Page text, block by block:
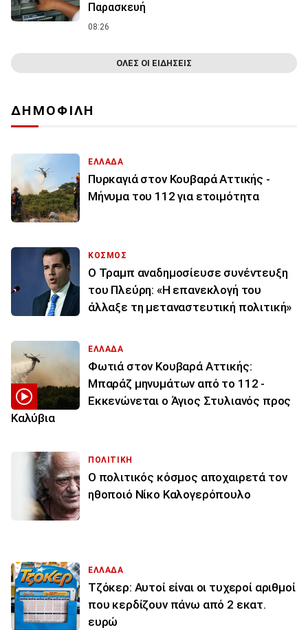
Παρασκευή
08:26
ΟΛΕΣ ΟΙ ΕΙΔΗΣΕΙΣ
ΔΗΜΟΦΙΛΗ
ΕΛΛΑΔΑ
Πυρκαγιά στον Κουβαρά Αττικής -
Μήνυμα του 112 για ετοιμότητα
ΚΟΣΜΟΣ
Ο Τραμπ αναδημοσίευσε συνέντευξη
του Πλεύρη: «Η επανεκλογή του
άλλαξε τη μεταναστευτική πολιτική»
ΕΛΛΑΔΑ
Φωτιά στον Κουβαρά Αττικής:
Μπαράζ μηνυμάτων από το 112 -
Εκκενώνεται ο Άγιος Στυλιανός προς
Καλύβια
ΠΟΛΙΤΙΚΗ
Ο πολιτικός κόσμος αποχαιρετά τον
ηθοποιό Νίκο Καλογερόπουλο
ΕΛΛΑΔΑ
Τζόκερ: Αυτοί είναι οι τυχεροί αριθμοί
που κερδίζουν πάνω από 2 εκατ.
ευρώ